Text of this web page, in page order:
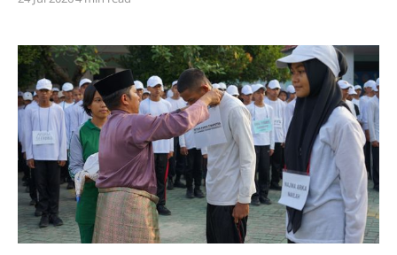
dari keluarga besar sekolah bukan hanya tentang
bakat, minat, kreativitas, kepemimpinan, dan
karakter melalui kegiatan ekstrakurikuler (ekskul). Di
sinilah kalian dapat belajar hal-hal baru,